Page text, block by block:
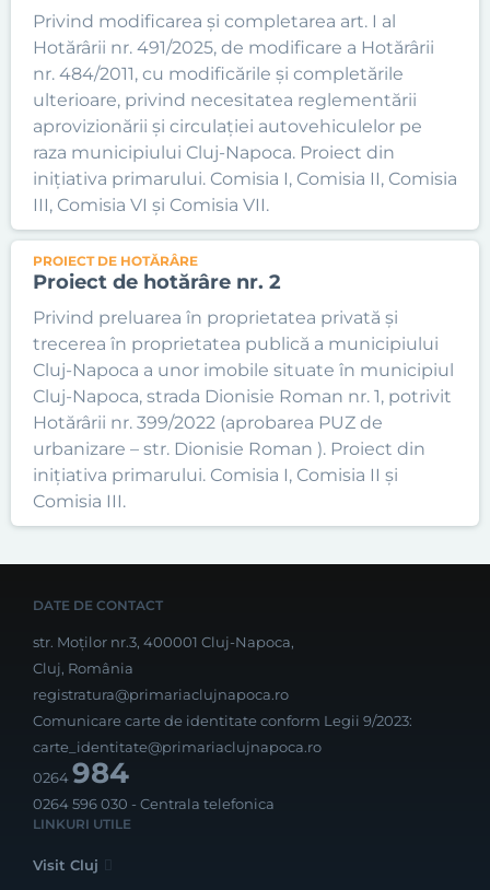
Privind modificarea și completarea art. I al
Hotărârii nr. 491/2025, de modificare a Hotărârii
nr. 484/2011, cu modificările și completările
ulterioare, privind necesitatea reglementării
aprovizionării și circulației autovehiculelor pe
raza municipiului Cluj-Napoca. Proiect din
inițiativa primarului. Comisia I, Comisia II, Comisia
III, Comisia VI și Comisia VII.
PROIECT DE HOTĂRÂRE
Proiect de hotărâre nr. 2
Privind preluarea în proprietatea privată și
trecerea în proprietatea publică a municipiului
Cluj-Napoca a unor imobile situate în municipiul
Cluj-Napoca, strada Dionisie Roman nr. 1, potrivit
Hotărârii nr. 399/2022 (aprobarea PUZ de
urbanizare – str. Dionisie Roman ). Proiect din
inițiativa primarului. Comisia I, Comisia II și
Comisia III.
DATE DE CONTACT
str. Moților nr.3, 400001 Cluj-Napoca,
Cluj, România
registratura@primariaclujnapoca.ro
Comunicare carte de identitate conform Legii 9/2023:
carte_identitate@primariaclujnapoca.ro
0264984
0264 596 030 - Centrala telefonica
LINKURI UTILE
Visit Cluj